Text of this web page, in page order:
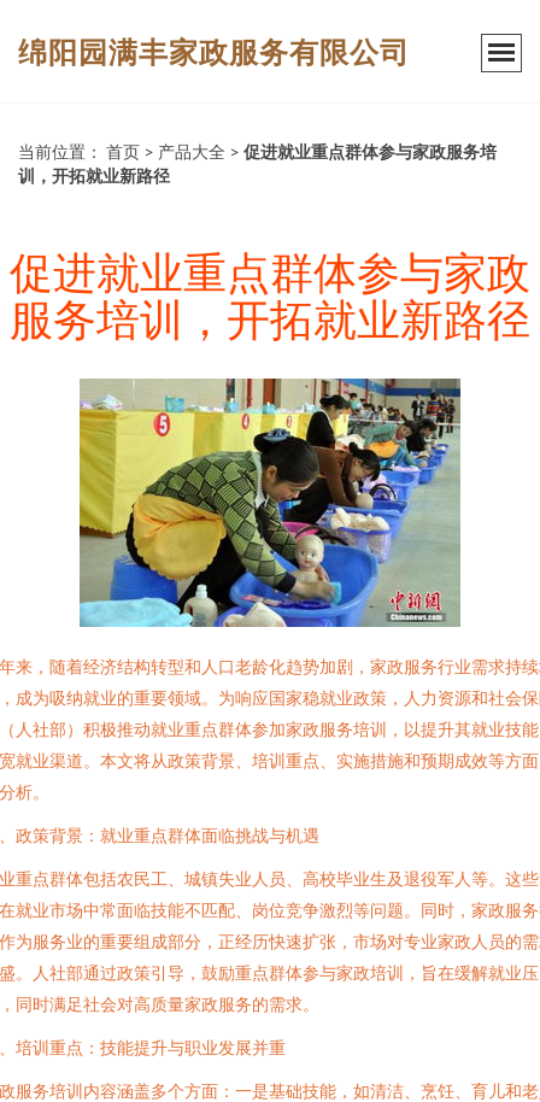
绵阳园满丰家政服务有限公司
当前位置： 首页 > 产品大全 > 促进就业重点群体参与家政服务培
训，开拓就业新路径
促进就业重点群体参与家政
服务培训，开拓就业新路径
来，随着经济结构转型和人口老龄化趋势加剧，家政服务行业需求持
成为吸纳就业的重要领域。为响应国家稳就业政策，人力资源和社会
人社部）积极推动就业重点群体参加家政服务培训，以提升其就业技
就业渠道。本文将从政策背景、培训重点、实施措施和预期成效等方
析。
政策背景：就业重点群体面临挑战与机遇
重点群体包括农民工、城镇失业人员、高校毕业生及退役军人等。这
就业市场中常面临技能不匹配、岗位竞争激烈等问题。同时，家政服
为服务业的重要组成部分，正经历快速扩张，市场对专业家政人员的
。人社部通过政策引导，鼓励重点群体参与家政培训，旨在缓解就业压
同时满足社会对高质量家政服务的需求。
培训重点：技能提升与职业发展并重
服务培训内容涵盖多个方面：一是基础技能，如清洁、烹饪、育儿和